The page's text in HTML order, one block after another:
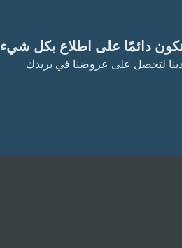
ستكون دائمًا على اطلاع بكل شيء
لتحصل على عروضنا في بريدك